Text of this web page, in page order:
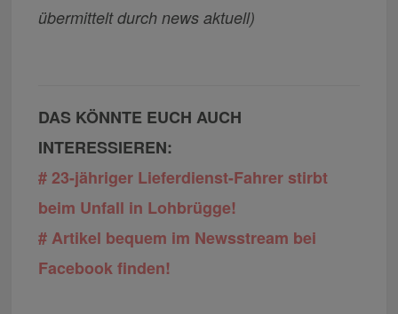
übermittelt durch news aktuell)
DAS KÖNNTE EUCH AUCH
INTERESSIEREN:
# 23-jähriger Lieferdienst-Fahrer stirbt
beim Unfall in Lohbrügge!
# Artikel bequem im Newsstream bei
Facebook finden!